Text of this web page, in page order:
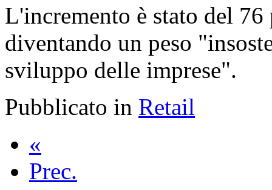
L'incremento è stato del
diventando un peso
sviluppo delle imprese".
Pubblicato in Retail
«
Prec.